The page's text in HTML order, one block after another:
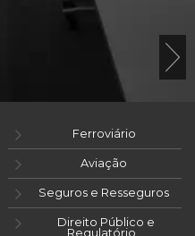
Ferroviário
Aviação
Seguros e Resseguros
Direito Público e
Regulatório